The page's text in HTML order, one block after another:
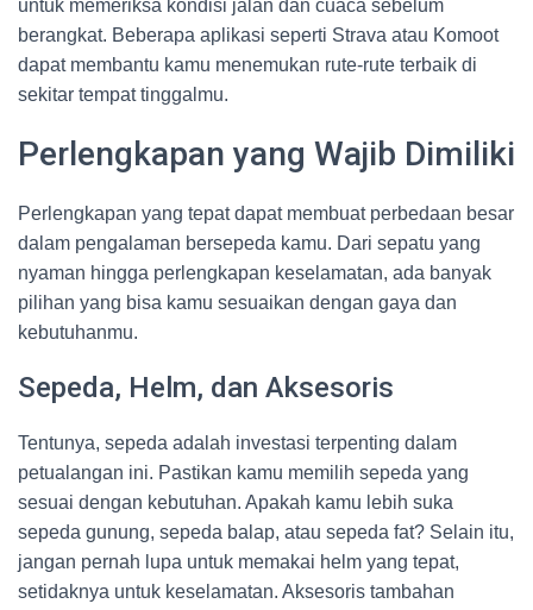
untuk memeriksa kondisi jalan dan cuaca sebelum
berangkat. Beberapa aplikasi seperti Strava atau Komoot
dapat membantu kamu menemukan rute-rute terbaik di
sekitar tempat tinggalmu.
Perlengkapan yang Wajib Dimiliki
Perlengkapan yang tepat dapat membuat perbedaan besar
dalam pengalaman bersepeda kamu. Dari sepatu yang
nyaman hingga perlengkapan keselamatan, ada banyak
pilihan yang bisa kamu sesuaikan dengan gaya dan
kebutuhanmu.
Sepeda, Helm, dan Aksesoris
Tentunya, sepeda adalah investasi terpenting dalam
petualangan ini. Pastikan kamu memilih sepeda yang
sesuai dengan kebutuhan. Apakah kamu lebih suka
sepeda gunung, sepeda balap, atau sepeda fat? Selain itu,
jangan pernah lupa untuk memakai helm yang tepat,
setidaknya untuk keselamatan. Aksesoris tambahan